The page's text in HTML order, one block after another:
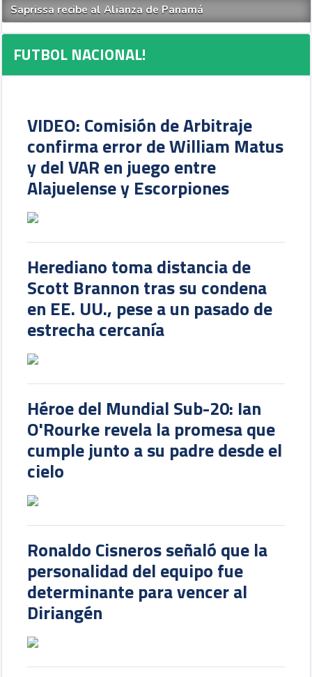
Saprissa recibe al Alianza de Panamá
FUTBOL NACIONAL!
VIDEO: Comisión de Arbitraje
confirma error de William Matus
y del VAR en juego entre
Alajuelense y Escorpiones
Herediano toma distancia de
Scott Brannon tras su condena
en EE. UU., pese a un pasado de
estrecha cercanía
Héroe del Mundial Sub-20: Ian
O'Rourke revela la promesa que
cumple junto a su padre desde el
cielo
Ronaldo Cisneros señaló que la
personalidad del equipo fue
determinante para vencer al
Diriangén